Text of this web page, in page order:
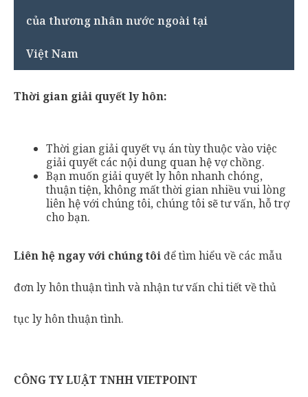
của thương nhân nước ngoài tại
Việt Nam
Thời gian giải quyết ly hôn:
Thời gian giải quyết vụ án tùy thuộc vào việc
giải quyết các nội dung quan hệ vợ chồng.
Bạn muốn giải quyết ly hôn nhanh chóng,
thuận tiện, không mất thời gian nhiều vui lòng
liên hệ với chúng tôi, chúng tôi sẽ tư vấn, hỗ trợ
cho bạn.
Liên hệ ngay với chúng tôi để tìm hiểu về các mẫu
đơn ly hôn thuận tình và nhận tư vấn chi tiết về thủ
tục ly hôn thuận tình.
CÔNG TY LUẬT TNHH VIETPOINT